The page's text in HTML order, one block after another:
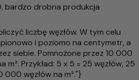
drobna produkcja
liczbę węzłów. W tym celu
i poziomo na centymetr, a
siebie. Pomnożone przez 10 000
m². Przykład: 5 x 5 = 25 węzłów, 25
000 węzłów na m²."}